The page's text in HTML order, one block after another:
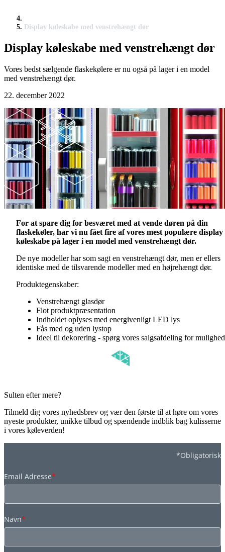
Display køleskabe med venstrehængt dør
Display køleskabe med venstrehængt dør
Vores bedst sælgende flaskekølere er nu også på lager i en model
med venstrehængt dør.
22. december 2022
For at spare dig for besværet med at vende døren på din
flaskekøler, har vi nu fået fire af vores mest populære display
køleskabe på lager i en model med venstrehængt dør.
De nye modeller har som sagt en venstrehængt dør, men er ellers
identiske med de tilsvarende modeller med en højrehængt dør.
Produktegenskaber:
Venstrehængt glasdør
Flot produktpræsentation
Indholdet oplyses med energivenligt LED lys
Fås med og uden lystop
Ideel til dekorering - spørg vores salgsafdeling for
Sulten efter mere?
Tilmeld dig vores nyhedsbrev og vær den første til at høre om vores
nyeste produkter, unikke tilbud og spændende indblik bag kulisserne
i vores køleverden!
*Obligatorisk
Email Adresse*
Navn*